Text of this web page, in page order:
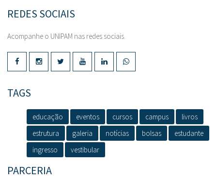
REDES SOCIAIS
Acompanhe o UNIPAM nas redes sociais.
TAGS
educação eventos cursos campus
livros
estrutura
galeria notícias bolsas
estudante
ingresso
vestibular
PARCERIA